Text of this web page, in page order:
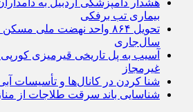
هشدار دامپزشکی اردبیل به
بیماری تب برفکی
تحویل ۸۶۴ واحد نهضت ملی
سال‌جاری
آسیب به پل تاریخی قیرمیزی کورپی
غیرمجاز
شنا کردن در کانال‌ها و تأسیسات
شناسایی باند سرقت طلاجات از